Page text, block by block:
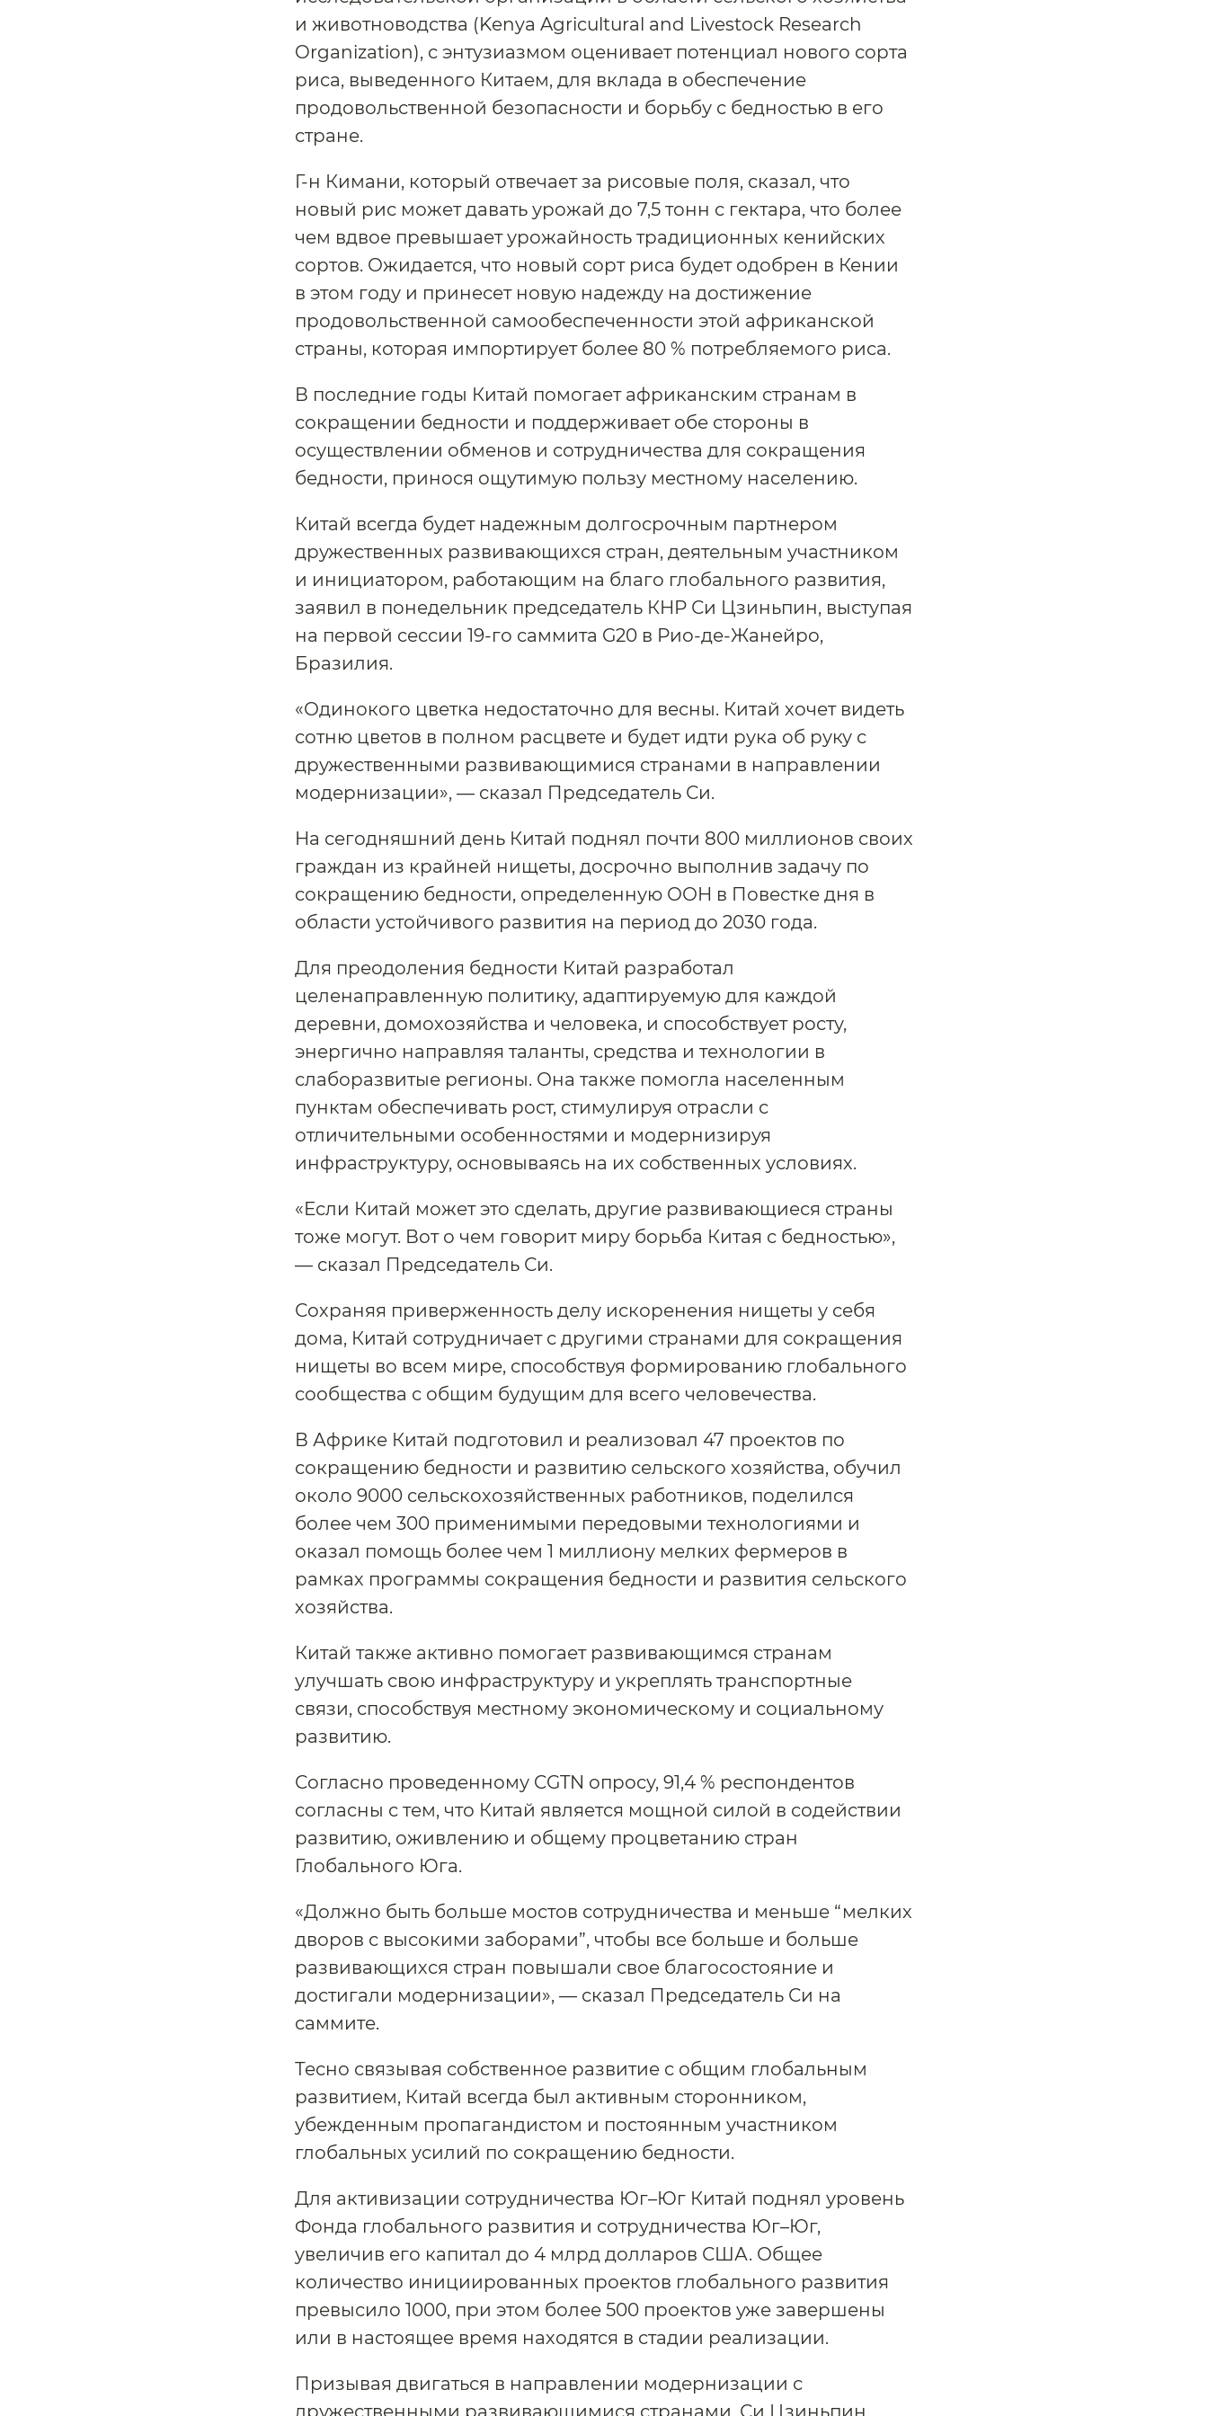
и животноводства (Kenya Agricultural and Livestock Research
Organization), с энтузиазмом оценивает потенциал нового сорта
риса, выведенного Китаем, для вклада в обеспечение
продовольственной безопасности и борьбу с бедностью в его
стране.
Г-н Кимани, который отвечает за рисовые поля, сказал, что
новый рис может давать урожай до 7,5 тонн с гектара, что более
чем вдвое превышает урожайность традиционных кенийских
сортов. Ожидается, что новый сорт риса будет одобрен в Кении
в этом году и принесет новую надежду на достижение
продовольственной самообеспеченности этой африканской
страны, которая импортирует более 80 % потребляемого риса.
В последние годы Китай помогает африканским странам в
сокращении бедности и поддерживает обе стороны в
осуществлении обменов и сотрудничества для сокращения
бедности, принося ощутимую пользу местному населению.
Китай всегда будет надежным долгосрочным партнером
дружественных развивающихся стран, деятельным участником
и инициатором, работающим на благо глобального развития,
заявил в понедельник председатель КНР Си Цзиньпин, выступая
на первой сессии 19-го саммита G20 в Рио-де-Жанейро,
Бразилия.
«Одинокого цветка недостаточно для весны. Китай хочет видеть
сотню цветов в полном расцвете и будет идти рука об руку с
дружественными развивающимися странами в направлении
модернизации», — сказал Председатель Си.
На сегодняшний день Китай поднял почти 800 миллионов своих
граждан из крайней нищеты, досрочно выполнив задачу по
сокращению бедности, определенную ООН в Повестке дня в
области устойчивого развития на период до 2030 года.
Для преодоления бедности Китай разработал
целенаправленную политику, адаптируемую для каждой
деревни, домохозяйства и человека, и способствует росту,
энергично направляя таланты, средства и технологии в
слаборазвитые регионы. Она также помогла населенным
пунктам обеспечивать рост, стимулируя отрасли с
отличительными особенностями и модернизируя
инфраструктуру, основываясь на их собственных условиях.
«Если Китай может это сделать, другие развивающиеся страны
тоже могут. Вот о чем говорит миру борьба Китая с бедностью»,
— сказал Председатель Си.
Сохраняя приверженность делу искоренения нищеты у себя
дома, Китай сотрудничает с другими странами для сокращения
нищеты во всем мире, способствуя формированию глобального
сообщества с общим будущим для всего человечества.
В Африке Китай подготовил и реализовал 47 проектов по
сокращению бедности и развитию сельского хозяйства, обучил
около 9000 сельскохозяйственных работников, поделился
более чем 300 применимыми передовыми технологиями и
оказал помощь более чем 1 миллиону мелких фермеров в
рамках программы сокращения бедности и развития сельского
хозяйства.
Китай также активно помогает развивающимся странам
улучшать свою инфраструктуру и укреплять транспортные
связи, способствуя местному экономическому и социальному
развитию.
Согласно проведенному CGTN опросу, 91,4 % респондентов
согласны с тем, что Китай является мощной силой в содействии
развитию, оживлению и общему процветанию стран
Глобального Юга.
«Должно быть больше мостов сотрудничества и меньше “мелких
дворов с высокими заборами”, чтобы все больше и больше
развивающихся стран повышали свое благосостояние и
достигали модернизации», — сказал Председатель Си на
саммите.
Тесно связывая собственное развитие с общим глобальным
развитием, Китай всегда был активным сторонником,
убежденным пропагандистом и постоянным участником
глобальных усилий по сокращению бедности.
Для активизации сотрудничества Юг–Юг Китай поднял уровень
Фонда глобального развития и сотрудничества Юг–Юг,
увеличив его капитал до 4 млрд долларов США. Общее
количество инициированных проектов глобального развития
превысило 1000, при этом более 500 проектов уже завершены
или в настоящее время находятся в стадии реализации.
Призывая двигаться в направлении модернизации с
дружественными развивающимися странами, Си Цзиньпин